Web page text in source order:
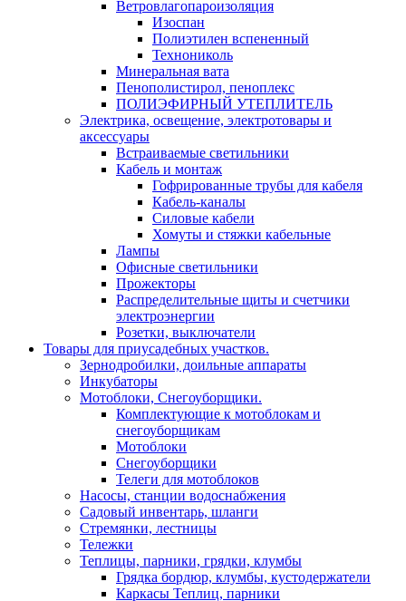
Ветровлагопароизоляция
Изоспан
Полиэтилен вспененный
Технониколь
Минеральная вата
Пенополистирол, пеноплекс
ПОЛИЭФИРНЫЙ УТЕПЛИТЕЛЬ
Электрика, освещение, электротовары и
аксессуары
Встраиваемые светильники
Кабель и монтаж
Гофрированные трубы для кабеля
Кабель-каналы
Силовые кабели
Хомуты и стяжки кабельные
Лампы
Офисные светильники
Прожекторы
Распределительные щиты и счетчики
электроэнергии
Розетки, выключатели
Товары для приусадебных участков.
Зернодробилки, доильные аппараты
Инкубаторы
Мотоблоки, Снегоуборщики.
Комплектующие к мотоблокам и
снегоуборщикам
Мотоблоки
Снегоуборщики
Телеги для мотоблоков
Насосы, станции водоснабжения
Садовый инвентарь, шланги
Стремянки, лестницы
Тележки
Теплицы, парники, грядки, клумбы
Грядка бордюр, клумбы, кустодержатели
Каркасы Теплиц, парники